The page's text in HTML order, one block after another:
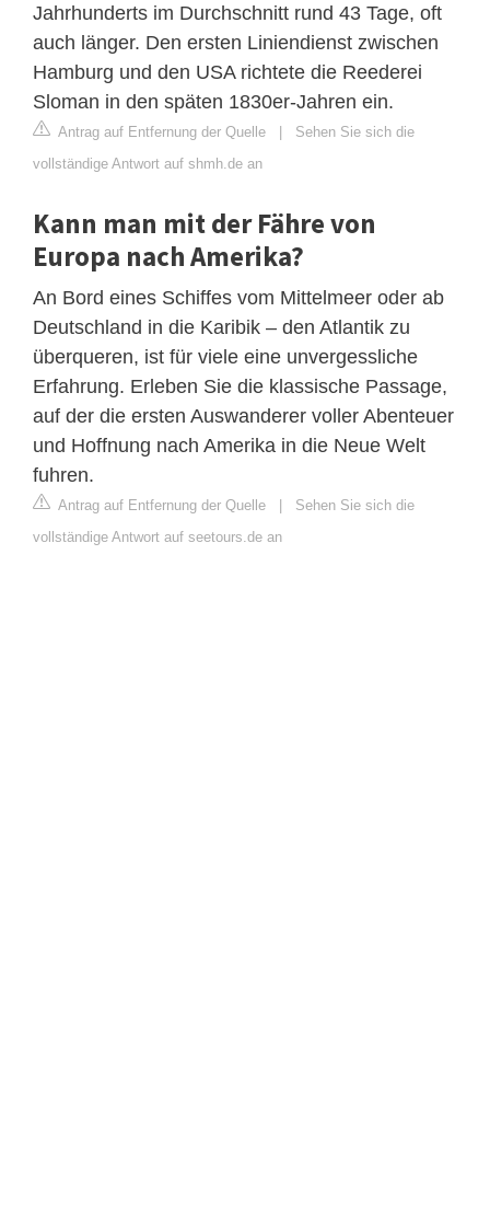
Jahrhunderts im Durchschnitt rund 43 Tage, oft
auch länger. Den ersten Liniendienst zwischen
Hamburg und den USA richtete die Reederei
Sloman in den späten 1830er-Jahren ein.
Antrag auf Entfernung der Quelle | Sehen Sie sich die
vollständige Antwort auf shmh.de an
Kann man mit der Fähre von
Europa nach Amerika?
An Bord eines Schiffes vom Mittelmeer oder ab
Deutschland in die Karibik – den Atlantik zu
überqueren, ist für viele eine unvergessliche
Erfahrung. Erleben Sie die klassische Passage,
auf der die ersten Auswanderer voller Abenteuer
und Hoffnung nach Amerika in die Neue Welt
fuhren.
Antrag auf Entfernung der Quelle | Sehen Sie sich die
vollständige Antwort auf seetours.de an